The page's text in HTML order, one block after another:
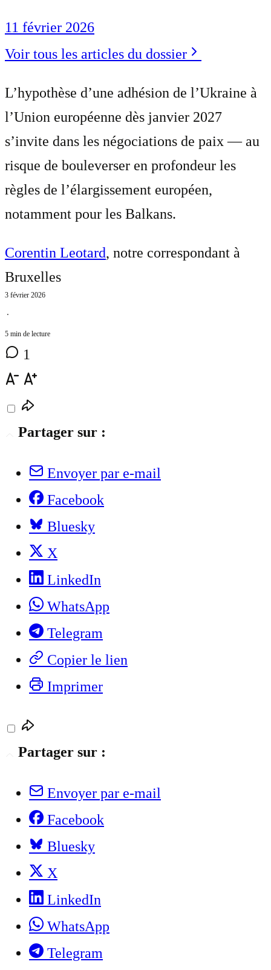
11 février 2026
Voir tous les articles du dossier
L’hypothèse d’une adhésion de l’Ukraine à
l’Union européenne dès janvier 2027
s’invite dans les négociations de paix — au
risque de bouleverser en profondeur les
règles de l’élargissement européen,
notamment pour les Balkans.
Corentin Leotard, notre correspondant à
Bruxelles
3 février 2026
⋅
5 min de lecture
1
Partager sur :
Envoyer par e-mail
Facebook
Bluesky
X
LinkedIn
WhatsApp
Telegram
Copier le lien
Imprimer
Partager sur :
Envoyer par e-mail
Facebook
Bluesky
X
LinkedIn
WhatsApp
Telegram